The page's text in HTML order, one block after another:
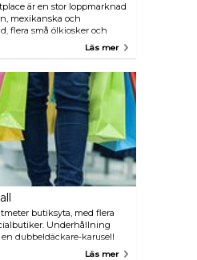
är en stor loppmarknad
mexikanska och
flera små ölkiosker och
som säljer konst,Läs mer
butiksyta, med flera
Underhållning
dubbeldäckare-karusell
Läs mer